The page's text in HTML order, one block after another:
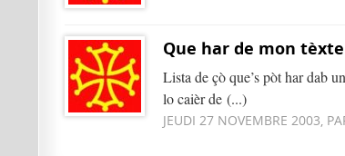
Que har de mon
Lista de çò que’s pòt har dab
lo caièr de (...)
JEUDI 27 NOVEMBRE 2003,